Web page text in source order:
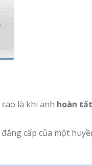
là khi anh hoàn
cấp của một